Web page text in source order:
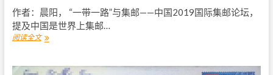
作者：晨阳， “一带一路”与集邮——中国2019国际集邮论坛，
提及中国是世界上集邮…
阅读全文中